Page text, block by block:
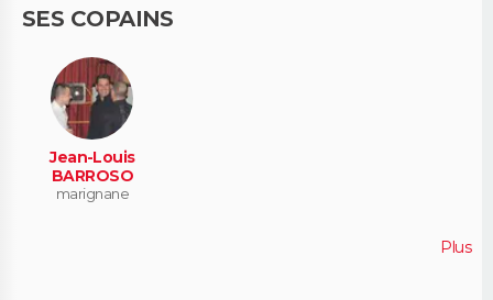
SES COPAINS
Jean-Louis
BARROSO
marignane
Plus